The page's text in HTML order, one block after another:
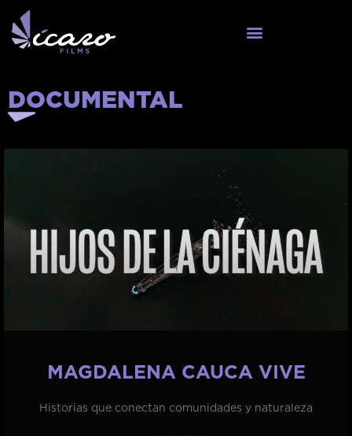
DOCUMENTAL
MAGDALENA CAUCA VIVE
Historias que conectan comunidades y naturaleza